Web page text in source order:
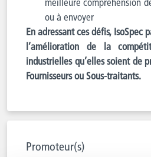
ou à envoyer
En adressant ces défis, IsoSpec
l’amélioration de la
industrielles qu’elles soient de
Fournisseurs ou Sous-traitants.
Promoteur(s)